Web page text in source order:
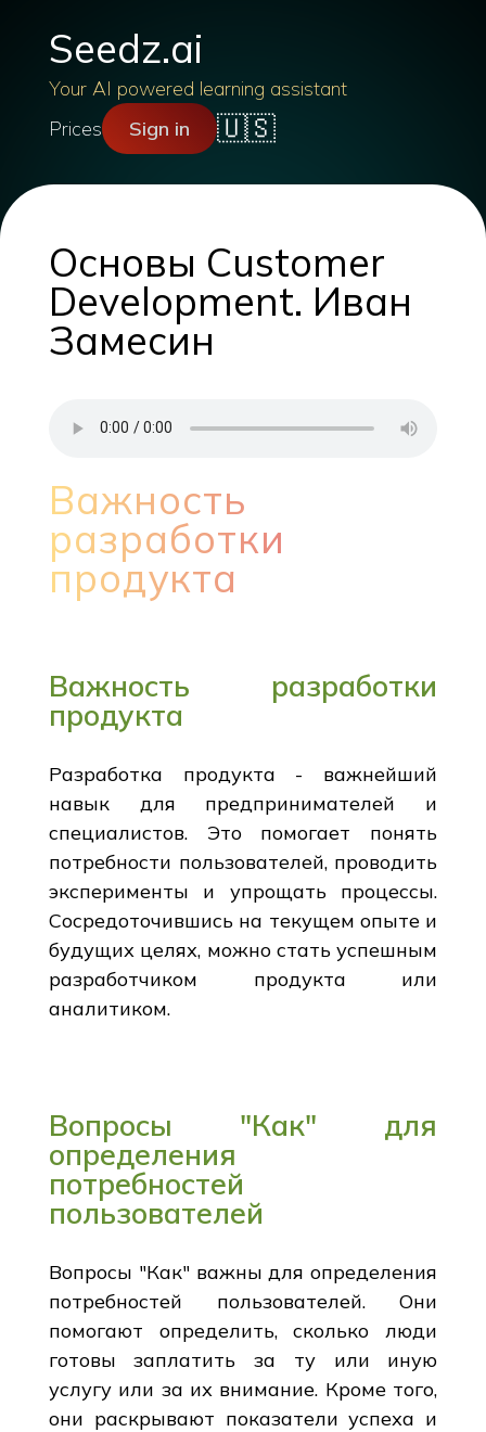
Seedz.ai
Your AI powered learning assistant
Prices
Sign in 🇺🇸
Основы Customer
Development. Иван
Замесин
Важность
разработки
продукта
Важность разработки
продукта
Разработка продукта - важнейший
навык для предпринимателей и
специалистов. Это помогает понять
потребности пользователей, проводить
эксперименты и упрощать процессы.
Сосредоточившись на текущем опыте и
будущих целях, можно стать успешным
разработчиком продукта или
аналитиком.
Вопросы "Как" для
определения
потребностей
пользователей
Вопросы "Как" важны для определения
потребностей пользователей. Они
помогают определить, сколько люди
готовы заплатить за ту или иную
услугу или за их внимание. Кроме того,
они раскрывают показатели успеха и